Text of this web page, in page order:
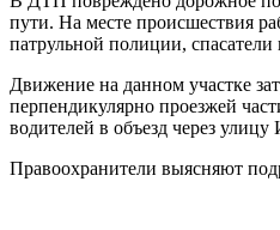
пути. На месте происшествия
патрульной полиции,
Движение на данном участке
перпендикулярно проезжей
водителей в объезд через
Правоохранители выясняют